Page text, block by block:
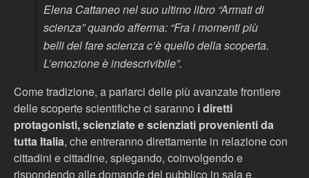
Elena Cattaneo nel suo ultimo libro “Armati di
scienza” quando afferma: “Fra i momenti più
belli del fare scienza c’è quello della scoperta.
L’emozione è indescrivibile”.
Come tradizione, a parlarci delle più avanzate frontiere
delle scoperte scientifiche ci saranno i diretti
protagonisti, scienziate e scienziati provenienti da
tutta Italia, che entreranno direttamente in relazione con
cittadini e cittadine, spiegando, coinvolgendo e
rispondendo alle domande del pubblico in sala e